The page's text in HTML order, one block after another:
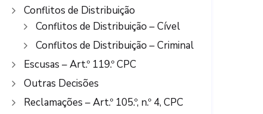
Conflitos de Distribuição
Conflitos de Distribuição – Cível
Conflitos de Distribuição – Criminal
Escusas – Art.º 119.º CPC
Outras Decisões
Reclamações – Art.º 105.º, n.º 4, CPC